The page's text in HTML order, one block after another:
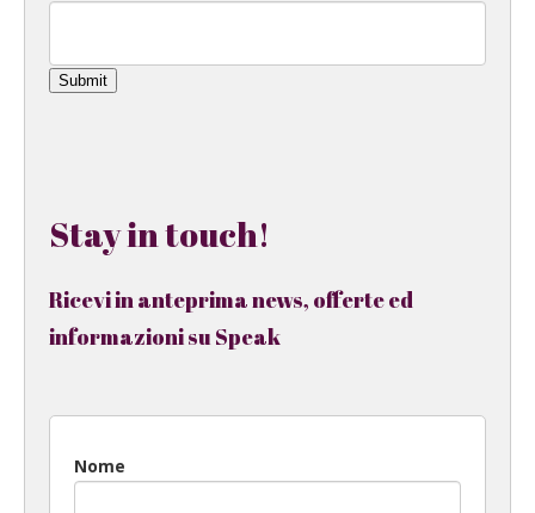
Submit
Stay in touch!
Ricevi in anteprima news, offerte ed
informazioni su Speak
Nome